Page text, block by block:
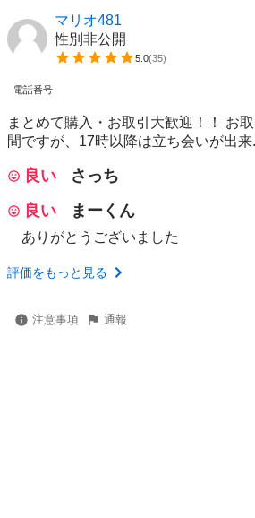
マリオ481
性別非公開
5.0(35)
電話番号
まとめて購入・お取引大歓迎！！ お
間ですが、17時以降は立ち会いが出来
良い
さっち
良い
まーくん
ありがとうございました
評価をもっと見る
注意事項 通報